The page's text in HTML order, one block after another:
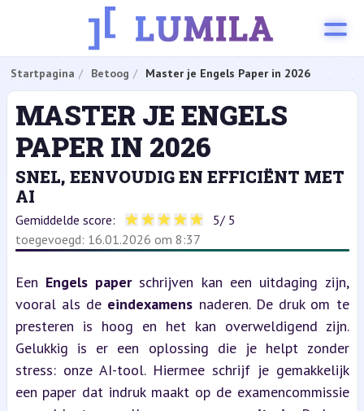
Startpagina Betoog Master je Engels Paper in 2026
MASTER JE ENGELS
PAPER IN 2026
SNEL, EENVOUDIG EN EFFICIËNT MET
AI
Gemiddelde score: 5/ 5
toegevoegd: 16.01.2026 om 8:37
Een Engels paper schrijven kan een uitdaging zijn,
vooral als de eindexamens naderen. De druk om te
presteren is hoog en het kan overweldigend zijn.
Gelukkig is er een oplossing die je helpt zonder
stress: onze AI-tool. Hiermee schrijf je gemakkelijk
een paper dat indruk maakt op de examencommissie